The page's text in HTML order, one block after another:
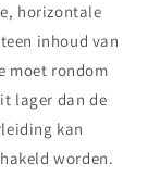
horizontale
inhoud van
moet rondom
lager dan de
kan
worden.